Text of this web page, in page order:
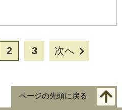
2 3 次へ
ページの先頭に戻る